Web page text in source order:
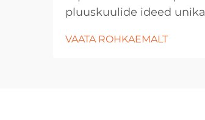
pluuskuulide ideed
enamus inimesi
VAATA ROHKAEMALT